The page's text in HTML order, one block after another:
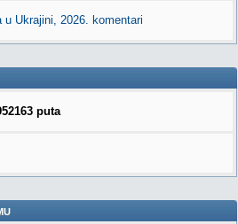
Ukrajini, 2026. komentari
puta